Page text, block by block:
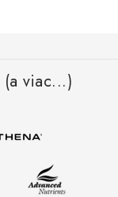
(a viac...)